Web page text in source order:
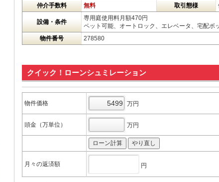
仲介手数料
無料 取引態様
設備・条件
専用庭使用料月額470円
ペット可能、オートロック、エレベータ、宅配ボ
物件番号
278580
クイック！ローンシュミレーション
物件価格 万円
頭金（万単位） 万円
月々の返済額 円